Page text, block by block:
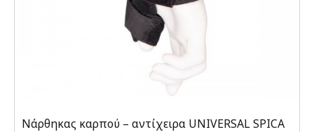
Νάρθηκας καρπού – αντίχειρα UNIVERSAL SPICA